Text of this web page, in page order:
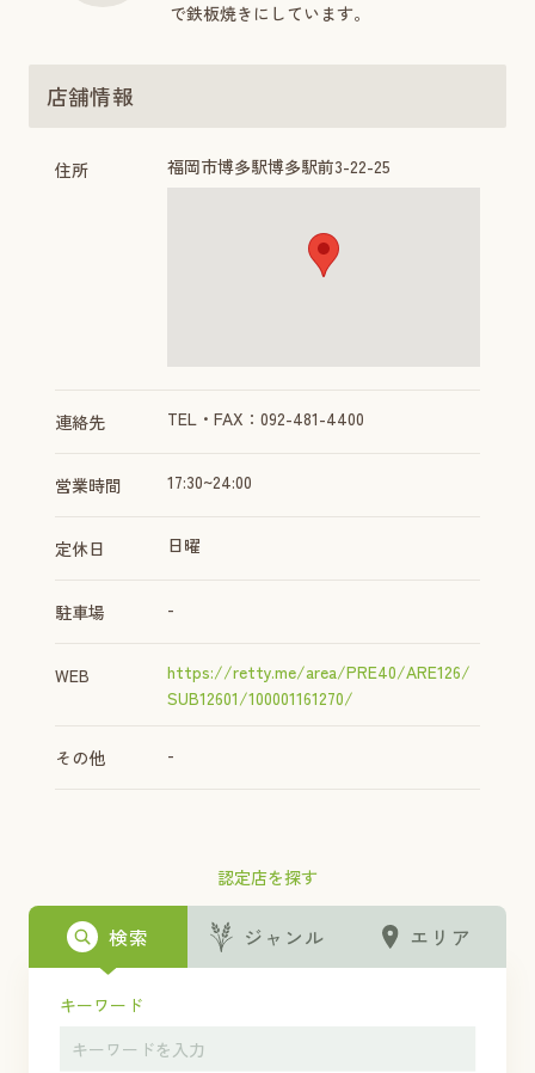
認定店を探す
検索 ジャンル エリア
キーワード
で鉄板焼きにしています。
店舗情報
住所 福岡市博多駅博多駅前3-22-25
連絡先 TEL・FAX：092-481-4400
営業時間 17:30~24:00
定休日 日曜
駐車場 -
WEB
https://retty.me/area/PRE40/ARE126/
SUB12601/100001161270/
その他 -